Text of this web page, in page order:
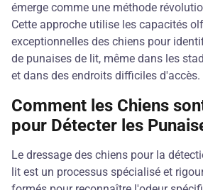
émerge comme une méthode
Cette approche utilise les capacités
exceptionnelles des chiens pour
de punaises de lit, même dans les
et dans des endroits difficiles d'accès.
Comment les Chiens
pour Détecter les
Le dressage des chiens pour la
lit est un processus spécialisé et